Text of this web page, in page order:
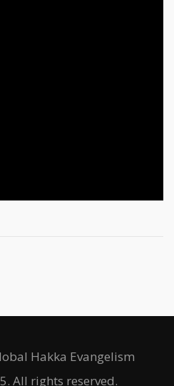
Hakka Evangelism
All rights reserved.